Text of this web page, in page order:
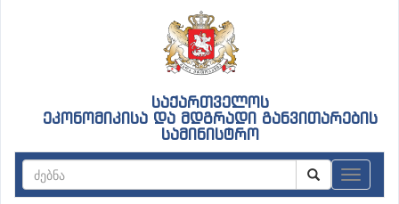
საქართველოს
ეკონომიკისა და მდგრადი განვითარების
სამინისტრო